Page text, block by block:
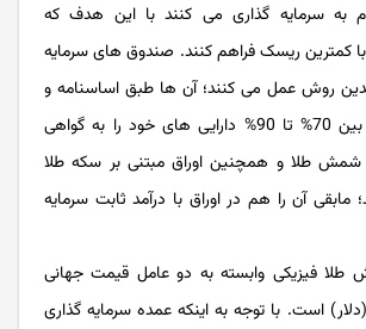
به سرمایه گذاری می کنند با این هدف که
با کمترین ریسک فراهم کنند. صندوق های سرمایه
روش عمل می کنند؛ آن ها طبق اساسنامه و
امید نامه صندوق، بین 70% تا 90% دارایی‌ های خود را به گواهی
طلا و همچنین اوراق مبتنی بر سکه طلا
آن را هم در اوراق با درآمد ثابت سرمایه
فیزیکی وابسته به دو عامل قیمت جهانی
است. با توجه به اینکه عمده سرمایه‌ گذاری